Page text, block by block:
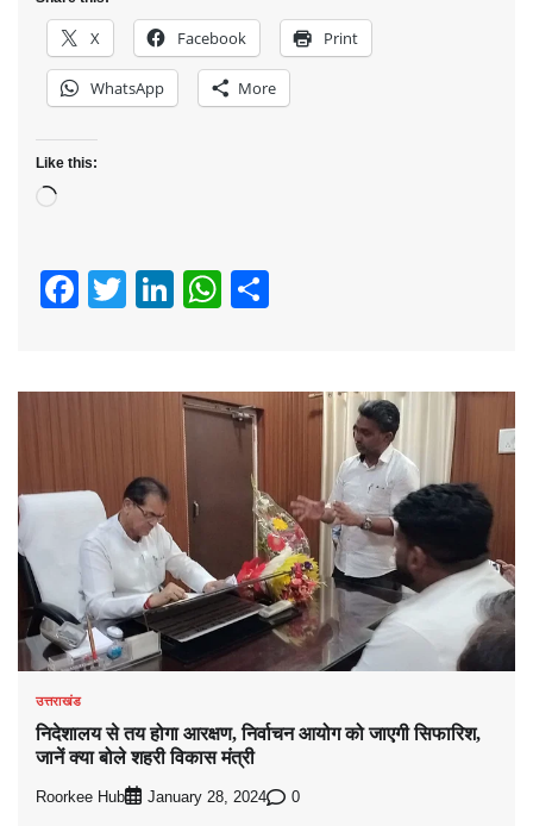
X Facebook Print
WhatsApp More
Like this:
Loading…
Facebook
TwitterLinkedIn
WhatsApp
उत्तराखंड
निदेशालय से तय होगा आरक्षण, निर्वाचन आयोग को जाएगी सिफारिश,
जानें क्या बोले शहरी विकास मंत्री
Roorkee Hub January 28, 2024 0